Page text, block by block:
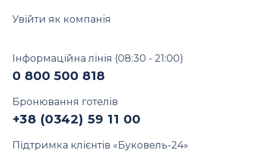
Увійти як компанія
Інформаційна лінія (08:30 - 21:00)
0 800 500 818
Бронювання готелів
+38 (0342) 59 11 00
Підтримка клієнтів «Буковель-24»